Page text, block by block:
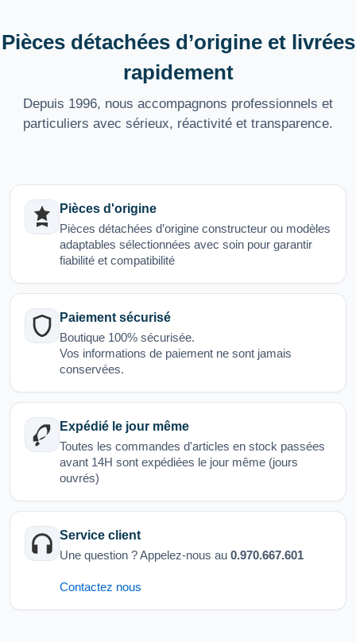
Pièces détachées d’origine et livrées
rapidement
Depuis 1996, nous accompagnons professionnels et
particuliers avec sérieux, réactivité et transparence.
Pièces d'origine
Pièces détachées d’origine constructeur ou modèles
adaptables sélectionnées avec soin pour garantir
fiabilité et compatibilité
Paiement sécurisé
Boutique 100% sécurisée.
Vos informations de paiement ne sont jamais
conservées.
Expédié le jour même
Toutes les commandes d'articles en stock passées
avant 14H sont expédiées le jour même (jours
ouvrés)
Service client
Une question ? Appelez-nous au 0.970.667.601
Contactez nous